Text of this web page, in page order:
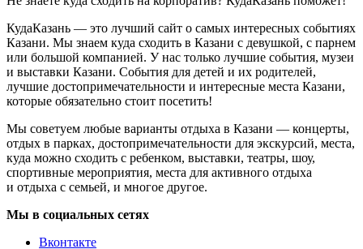
КудаКазань — это лучший сайт о самых интересных событиях
Казани. Мы знаем куда сходить в Казани с девушкой, с парнем
или большой компанией. У нас только лучшие события, музеи
и выставки Казани. События для детей и их родителей,
лучшие достопримечательности и интересные места Казани,
которые обязательно стоит посетить!
Мы советуем любые варианты отдыха в Казани — концерты,
отдых в парках, достопримечательности для экскурсий, места,
куда можно сходить с ребенком, выставки, театры, шоу,
спортивные мероприятия, места для активного отдыха
и отдыха с семьей, и многое другое.
Мы в социальных сетях
Вконтакте